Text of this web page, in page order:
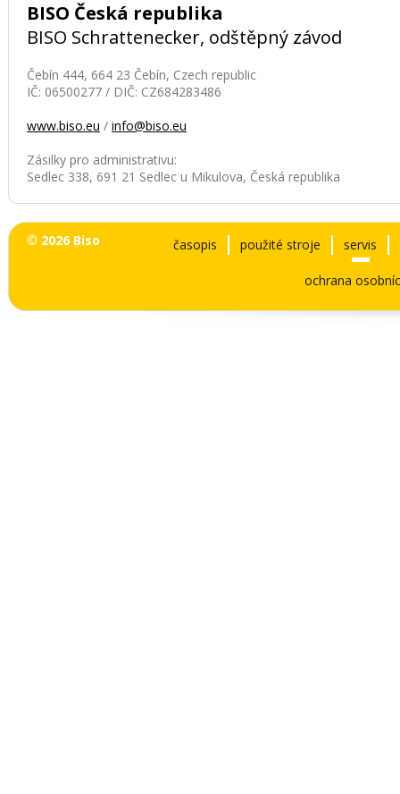
BISO Česká republika
BISO Schrattenecker, odštěpný závod
Čebín 444, 664 23 Čebín, Czech republic
IČ: 06500277 / DIČ: CZ684283486
www.biso.eu / info@biso.eu
Zásilky pro administrativu:
Sedlec 338, 691 21 Sedlec u Mikulova, Česká republika
© 2026 Biso časopis použité stroje servis
ochrana